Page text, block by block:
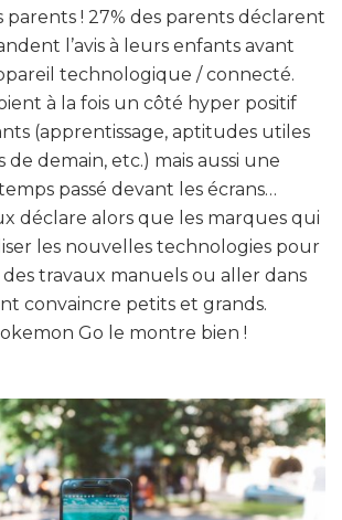
! 27% des parents déclarent
l’avis à leurs enfants avant
technologique / connecté.
à la fois un côté hyper positif
(apprentissage, aptitudes utiles
de demain, etc.) mais aussi une
passé devant les écrans…
déclare alors que les marques qui
les nouvelles technologies pour
travaux manuels ou aller dans
convaincre petits et grands.
Go le montre bien !